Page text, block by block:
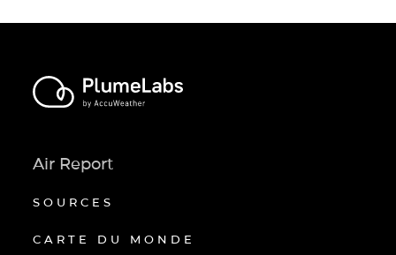
Air Report
SOURCES
CARTE DU MONDE